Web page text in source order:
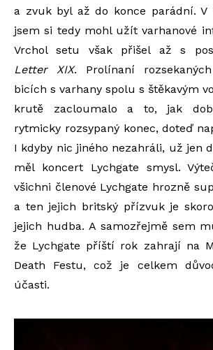
a zvuk byl až do konce parádní. V
jsem si tedy mohl užít varhanové
Vrchol setu však přišel až s
Letter XIX. Prolínaní
bicích s varhany spolu s štěkavým
krutě zacloumalo a to, jak
rytmicky rozsypaný konec, doteď
I kdyby nic jiného nezahráli, už jen
měl koncert Lychgate smysl.
všichni členové Lychgate hrozně
a ten jejich britský přízvuk je
jejich hudba. A samozřejmě sem
že Lychgate příští rok zahrají na
Death Festu, což je celkem
účasti.